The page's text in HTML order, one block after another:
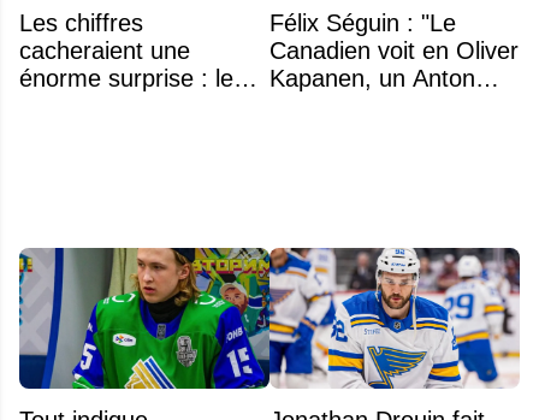
Les chiffres
cacheraient une
énorme surprise : le
Félix Séguin : "Le
Canadien voit en Oliver
Kapanen, un Anton